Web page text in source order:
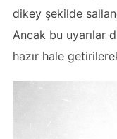
dikey şekilde
Ancak bu uyarılar
hazır hale